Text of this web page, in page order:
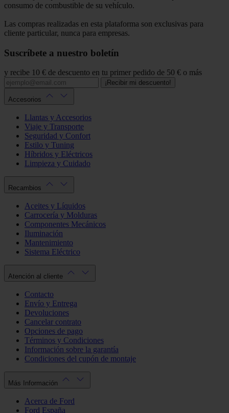
consumo de combustible de su vehículo.
Las compras realizadas en esta plataforma son exclusivas para
cliente particular, nunca para empresas.
Suscríbete a nuestro boletín
y recibe 10 € de descuento en tu primer pedido de 50 € o más
¡Recibir mi descuento!
Accesorios
Llantas y Accesorios
Viaje y Transporte
Seguridad y Confort
Estilo y Tuning
Híbridos y Eléctricos
Limpieza y Cuidado
Recambios
Aceites y Líquidos
Carrocería y Molduras
Componentes Mecánicos
Iluminación
Mantenimiento
Sistema Eléctrico
Atención al cliente
Contacto
Envío y Entrega
Devoluciones
Cancelar contrato
Opciones de pago
Términos y Condiciones
Información sobre la garantía
Condiciones del cupón de montaje
Más Información
Acerca de Ford
Ford España